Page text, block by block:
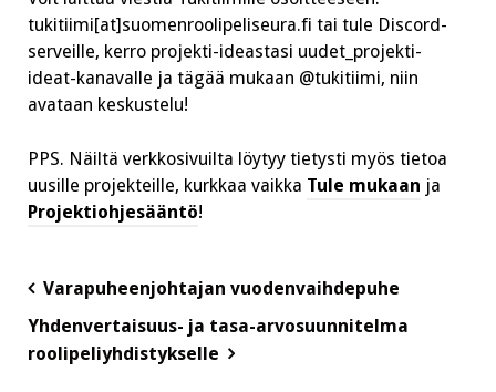
tukitiimi[at]suomenroolipeliseura.fi tai tule Discord-
serveille, kerro projekti-ideastasi uudet_projekti-
ideat-kanavalle ja tägää mukaan @tukitiimi, niin
avataan keskustelu!
PPS. Näiltä verkkosivuilta löytyy tietysti myös tietoa
uusille projekteille, kurkkaa vaikka Tule mukaan ja
Projektiohjesääntö!
Post
navigation
Varapuheenjohtajan vuodenvaihdepuhe
Yhdenvertaisuus- ja tasa-arvosuunnitelma
roolipeliyhdistykselle